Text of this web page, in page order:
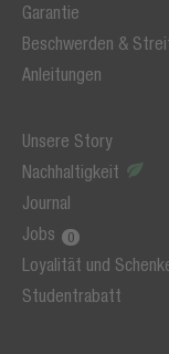
Garantie
Beschwerden &
Anleitungen
Unsere Story
Nachhaltigkeit
Journal
Jobs
Loyalität und
Studentrabatt